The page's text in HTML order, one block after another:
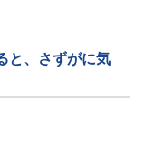
と、さずがに気